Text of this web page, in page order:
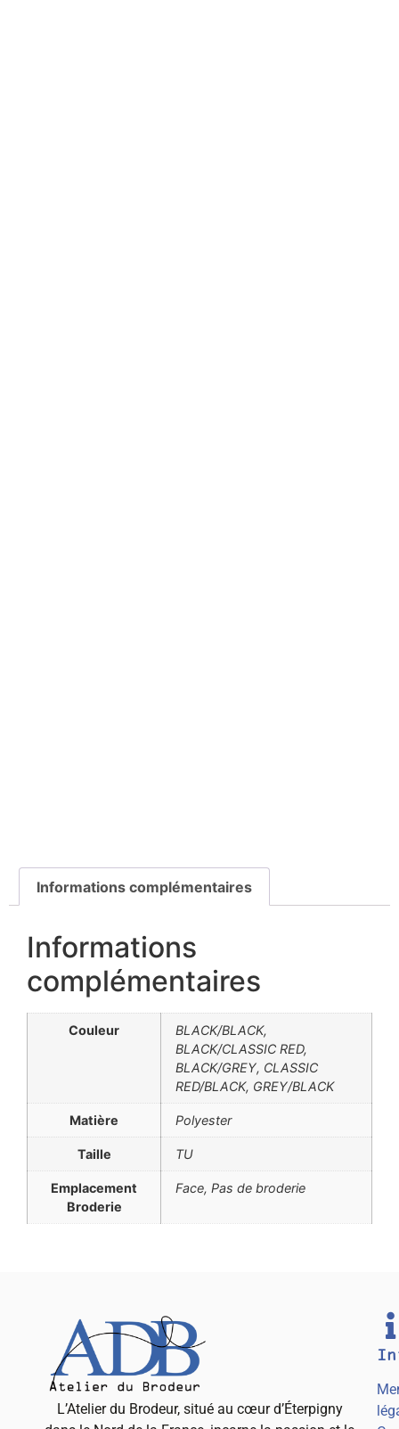
Informations complémentaires
Informations
complémentaires
Couleur
BLACK/BLACK,
BLACK/CLASSIC RED,
BLACK/GREY, CLASSIC
RED/BLACK, GREY/BLACK
Matière Polyester
Taille TU
Emplacement
Broderie
Face, Pas de broderie
L’Atelier du Brodeur, situé au cœur d’Éterpigny